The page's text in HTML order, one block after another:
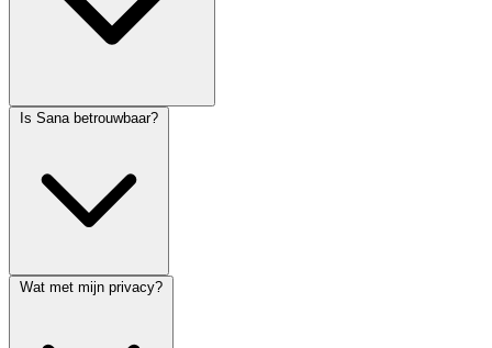
Is Sana betrouwbaar?
Wat met mijn privacy?